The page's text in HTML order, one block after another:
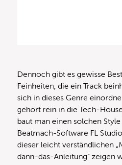
Dennoch gibt es gewisse
Feinheiten, die ein Track
sich in dieses Genre
gehört rein in die Tech-
baut man einen solchen
Beatmach-Software FL
dieser leicht verständlichen
dann-das-Anleitung“ zeigen